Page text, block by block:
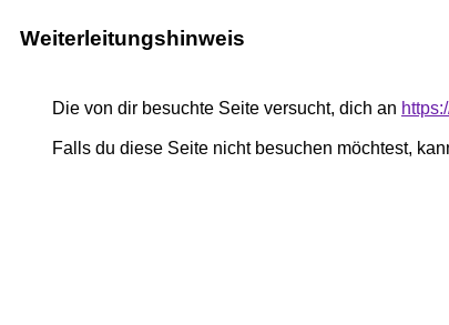
Weiterleitungshinweis
Die von dir besuchte Seite versucht, dich an
Falls du diese Seite nicht besuchen möchtest,